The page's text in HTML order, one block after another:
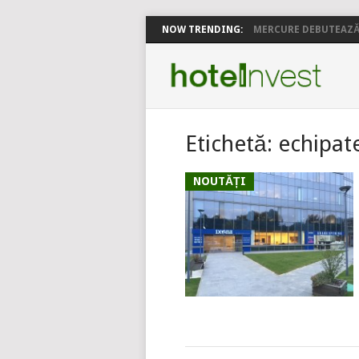
NOW TRENDING: MERCURE
Etichetă:
NOUTĂȚI